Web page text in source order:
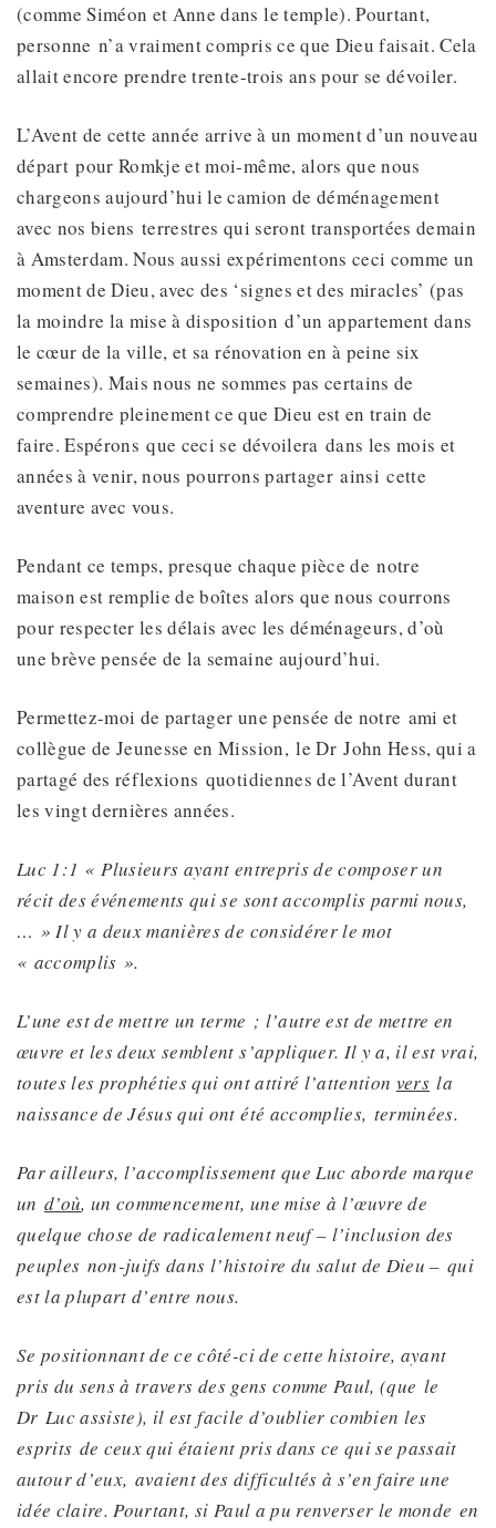
(comme Siméon et Anne dans le temple). Pourtant,
personne n’a vraiment compris ce que Dieu faisait. Cela
allait encore prendre trente-trois ans pour se dévoiler.
L’Avent de cette année arrive à un moment d’un nouveau
départ pour Romkje et moi-même, alors que nous
chargeons aujourd’hui le camion de déménagement
avec nos biens terrestres qui seront transportées demain
à Amsterdam. Nous aussi expérimentons ceci comme un
moment de Dieu, avec des ‘signes et des miracles’ (pas
la moindre la mise à disposition d’un appartement dans
le cœur de la ville, et sa rénovation en à peine six
semaines). Mais nous ne sommes pas certains de
comprendre pleinement ce que Dieu est en train de
faire. Espérons que ceci se dévoilera dans les mois et
années à venir, nous pourrons partager ainsi cette
aventure avec vous.
Pendant ce temps, presque chaque pièce de notre
maison est remplie de boîtes alors que nous courrons
pour respecter les délais avec les déménageurs, d’où
une brève pensée de la semaine aujourd’hui.
Permettez-moi de partager une pensée de notre ami et
collègue de Jeunesse en Mission, le Dr John Hess, qui a
partagé des réflexions quotidiennes de l’Avent durant
les vingt dernières années.
Luc 1:1 «Plusieurs ayant entrepris de composer un
récit des événements qui se sont accomplis parmi nous,
… » Il y a deux manières de considérer le mot
« accomplis ».
L’une est de mettre un terme ; l’autre est de mettre en
œuvre et les deux semblent s’appliquer. Il y a, il est vrai,
toutes les prophéties qui ont attiré l’attention vers la
naissance de Jésus qui ont été accomplies, terminées.
Par ailleurs, l’accomplissement que Luc aborde marque
und’où, un commencement, une mise à l’œuvre de
quelque chose de radicalement neuf – l’inclusion des
peuples non-juifsdans l’histoire du salut de Dieu – qui
est la plupart d’entre nous.
Se positionnant de ce côté-ci de cette histoire, ayant
pris du sens à travers des gens comme Paul, (que le
Dr Luc assiste), il est facile d’oublier combien les
esprits de ceux qui étaient pris dans ce qui se passait
autour d’eux, avaient des difficultés à s’en faire une
idée claire. Pourtant, si Paul a pu renverser le monde en